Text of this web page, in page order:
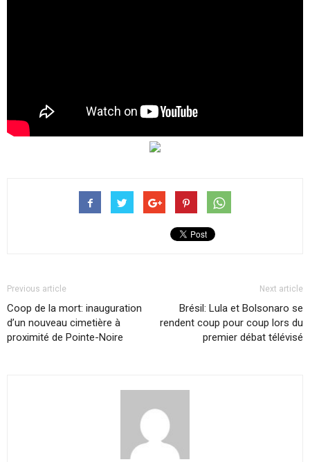
Previous article
Coop de la mort: inauguration
d’un nouveau cimetière à
proximité de Pointe-Noire
Next article
Brésil: Lula et Bolsonaro se
rendent coup pour coup lors du
premier débat télévisé